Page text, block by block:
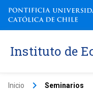
Instituto de
Inicio keyboard_arrow_right Seminarios